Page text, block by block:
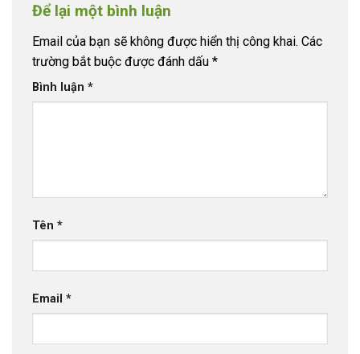
Để lại một bình luận
Email của bạn sẽ không được hiển thị công khai. Các
trường bắt buộc được đánh dấu *
Bình luận *
Tên *
Email *